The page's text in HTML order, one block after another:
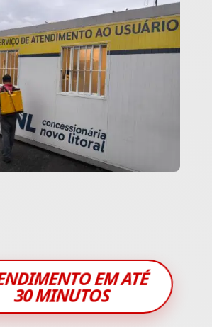
EM ATÉ
30 MINUTOS